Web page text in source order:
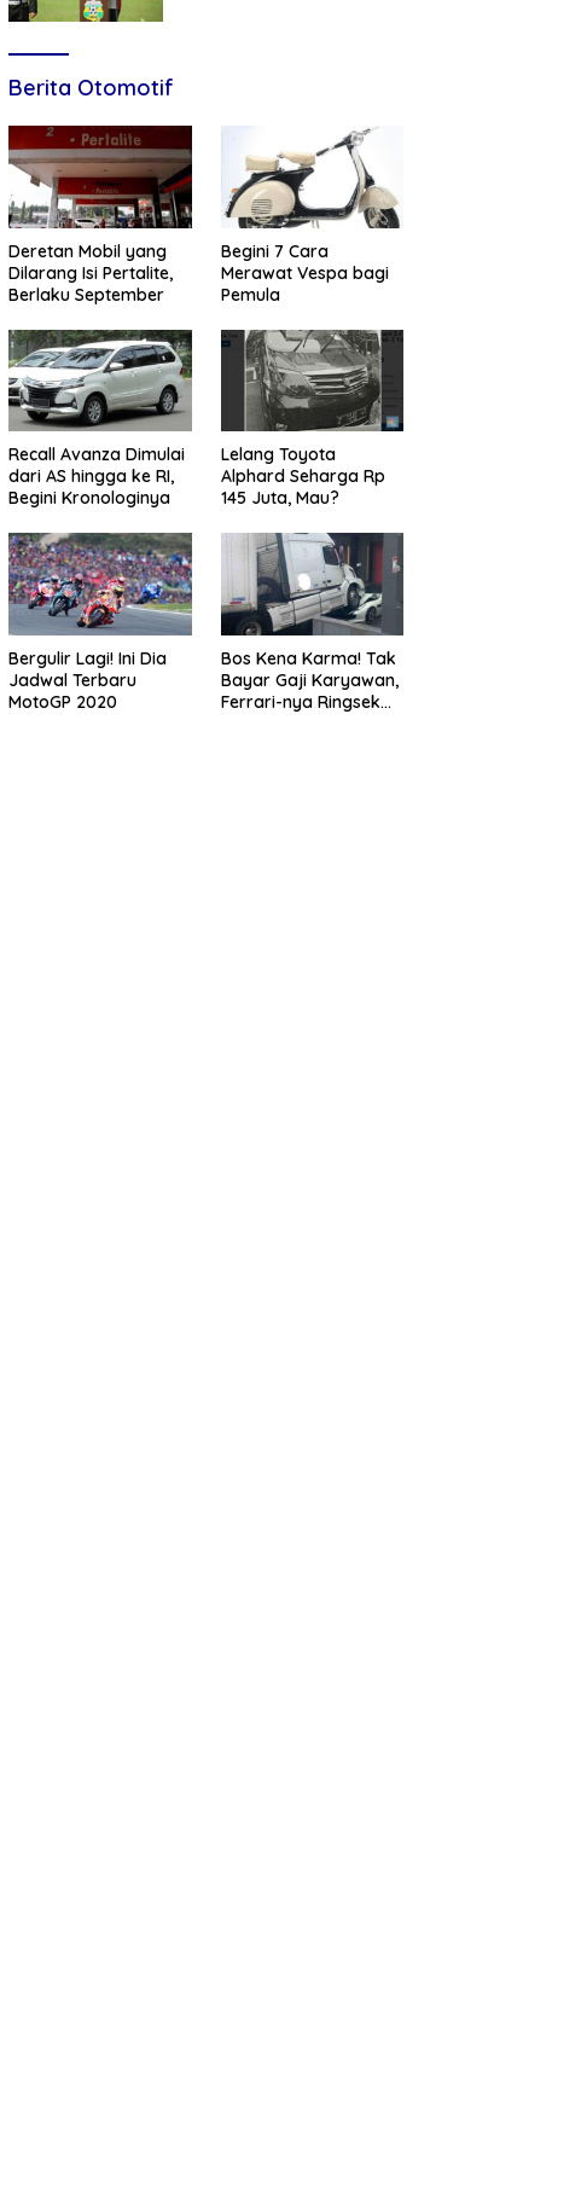
Berita Otomotif
Deretan Mobil yang
Dilarang Isi Pertalite,
Berlaku September
Begini 7 Cara
Merawat Vespa bagi
Pemula
Recall Avanza Dimulai
dari AS hingga ke RI,
Begini Kronologinya
Lelang Toyota
Alphard Seharga Rp
145 Juta, Mau?
Bergulir Lagi! Ini Dia
Jadwal Terbaru
MotoGP 2020
Bos Kena Karma! Tak
Bayar Gaji Karyawan,
Ferrari-nya Ringsek